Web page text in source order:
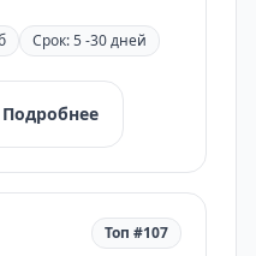
Срок: 5 -30 дней
Подробнее
Топ #107